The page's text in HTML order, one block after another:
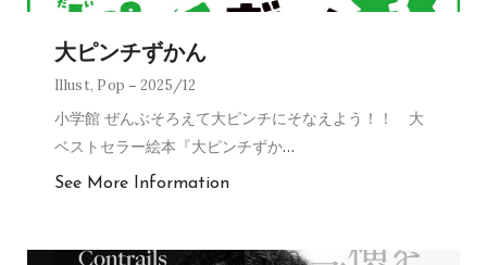
大ピンチずかん
Illust, Pop 2025/12
小学館 ぜんぶそろえて大ピンチにそなえよう！！ 大
ベストセラー絵本『大ピンチずか…
See More Information